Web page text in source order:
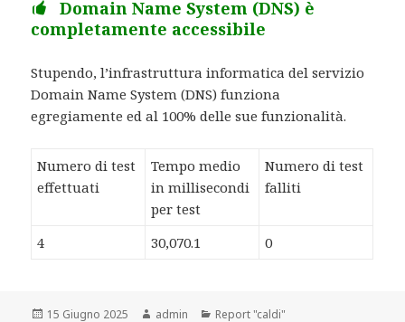
Domain Name System (DNS) è
completamente accessibile
Stupendo, l’infrastruttura informatica del servizio
Domain Name System (DNS) funziona
egregiamente ed al 100% delle sue funzionalità.
Numero di test
effettuati
Tempo medio
in millisecondi
per test
Numero di test
falliti
4 30,070.1 0
Scritto
15 Giugno 2025 Autore
admin Categorie
Report "caldi"